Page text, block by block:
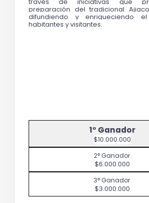
preparación del tradicional
difundiendo y enriqueciendo
habitantes y visitantes.
$10.000.000
$6.000.000
$3.000.000